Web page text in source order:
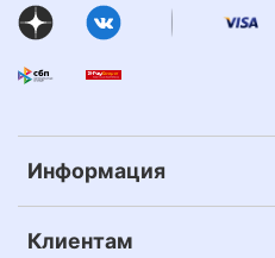
Информация
Клиентам